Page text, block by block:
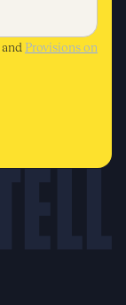
and Provisions on